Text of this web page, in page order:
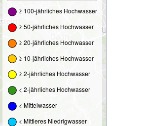
≥ 100-jährliches Hochwasser
≥ 50-jährliches Hochwasser
≥ 20-jährliches Hochwasser
≥ 10-jährliches Hochwasser
≥ 2-jährliches Hochwasser
< 2-jährliches Hochwasser
< Mittelwasser
< Mittleres Niedrigwasser